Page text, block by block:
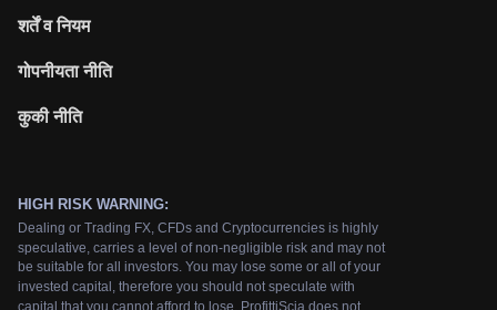
शर्तें व नियम
गोपनीयता नीति
कुकी नीति